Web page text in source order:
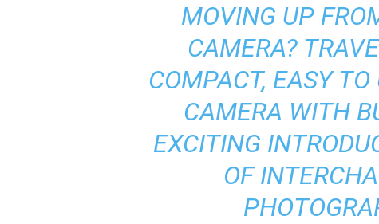
MOVING UP
CAMERA?
COMPACT, EASY
CAMERA WITH
EXCITING
OF